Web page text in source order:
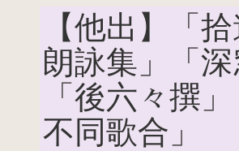
【他出】「
朗詠集」「
「後六々撰
不同歌合」